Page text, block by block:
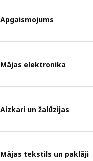
Apgaismojums
Mājas elektronika
Aizkari un žalūzijas
Mājas tekstils un paklāji